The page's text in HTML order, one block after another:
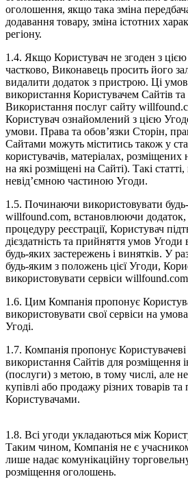
оголошення, якщо така зміна
додавання товару, зміна істотних
регіону.
1.4. Якщо Користувач не згоден з
частково, Виконавець просить його
видалити додаток з пристрою. Ці
використання Користувачем Сайтів
Використання послуг сайту
Користувач ознайомлений з цією
умови. Права та обов’язки Сторін,
Сайтами можуть міститись також у
користувачів, матеріалах,
на які розміщені на Сайті). Такі
невід’ємною частиною Угоди.
1.5. Починаючи використовувати
willfound.com, встановлюючи
процедуру реєстрації, Користувач
дієздатність та прийняття умов Угоди
будь-яких застережень і винятків. У
будь-яким з положень цієї Угоди,
використовувати сервіси
1.6. Цим Компанія пропонує
використовувати свої сервіси на
Угоді.
1.7. Компанія пропонує
використання Сайтів для розміщення
(послуги) з метою, в тому числі, але
купівлі або продажу різних товарів
Користувачами.
1.8. Всі угоди укладаються між
Таким чином, Компанія не є
лише надає комунікаційну
розміщення оголошень.